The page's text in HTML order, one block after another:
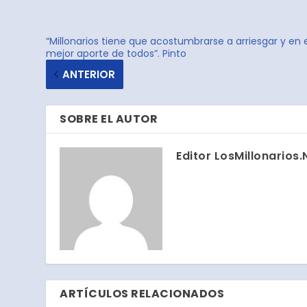
“Millonarios tiene que acostumbrarse a arriesgar y en
mejor aporte de todos”. Pinto
ANTERIOR
SOBRE EL AUTOR
Editor
ARTÍCULOS RELACIONADOS